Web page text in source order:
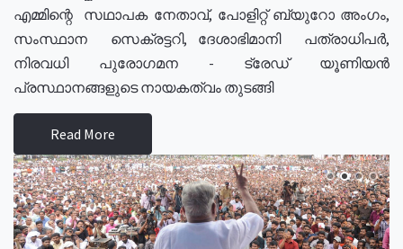
എമ്മിന്റെ സഥാപക നേതാവ്, പോളിറ്റ് ബ്യുറോ അംഗം,
സംസ്ഥാന സെക്രട്ടറി, ദേശാഭിമാനി പത്രാധിപർ,
നിരവധി പുരോഗമന - ട്രേഡ് യൂണിയൻ
പ്രസ്ഥാനങ്ങളുടെ നായകത്വം തുടങ്ങി
Read More